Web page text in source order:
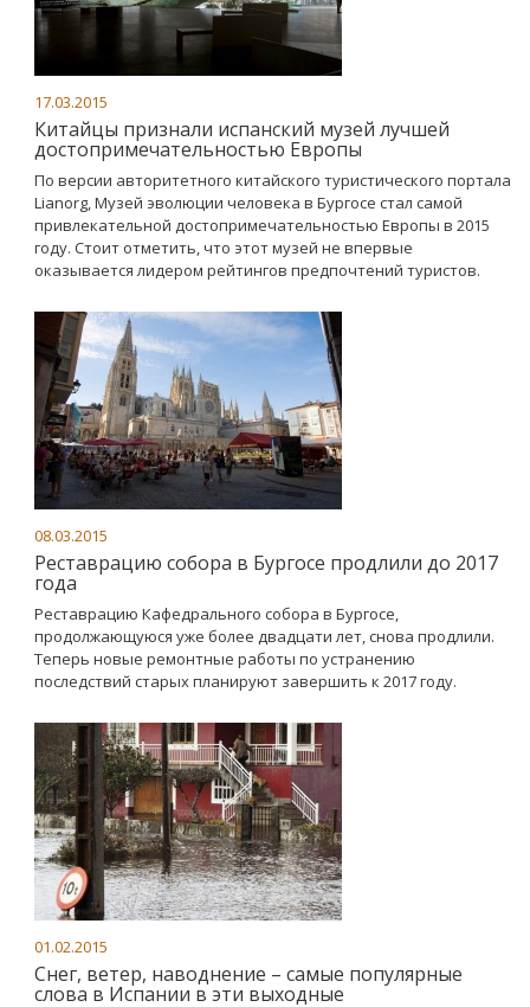
17.03.2015
Китайцы признали испанский музей лучшей
достопримечательностью Европы
По версии авторитетного китайского туристического портала
Lianorg, Музей эволюции человека в Бургосе стал самой
привлекательной достопримечательностью Европы в 2015
году. Стоит отметить, что этот музей не впервые
оказывается лидером рейтингов предпочтений туристов.
08.03.2015
Реставрацию собора в Бургосе продлили до 2017
года
Реставрацию Кафедрального собора в Бургосе,
продолжающуюся уже более двадцати лет, снова продлили.
Теперь новые ремонтные работы по устранению
последствий старых планируют завершить к 2017 году.
01.02.2015
Снег, ветер, наводнение – самые популярные
слова в Испании в эти выходные